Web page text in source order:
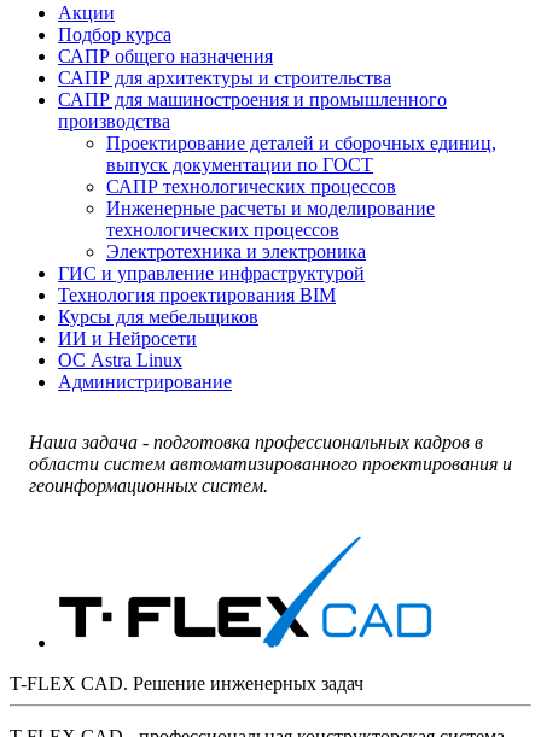
Акции
Подбор курса
САПР общего назначения
САПР для архитектуры и строительства
САПР для машиностроения и промышленного
производства
Проектирование деталей и сборочных единиц,
выпуск документации по ГОСТ
САПР технологических процессов
Инженерные расчеты и моделирование
технологических процессов
Электротехника и электроника
ГИС и управление инфраструктурой
Технология проектирования BIM
Курсы для мебельщиков
ИИ и Нейросети
ОС Astra Linux
Администрирование
Наша задача - подготовка профессиональных кадров в
области систем автоматизированного проектирования и
геоинформационных систем.
T-FLEX CAD. Решение инженерных задач